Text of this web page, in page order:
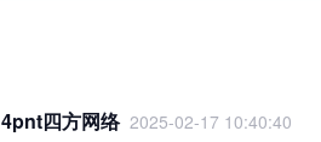
4pnt四方网络 2025-02-17 10:40:40